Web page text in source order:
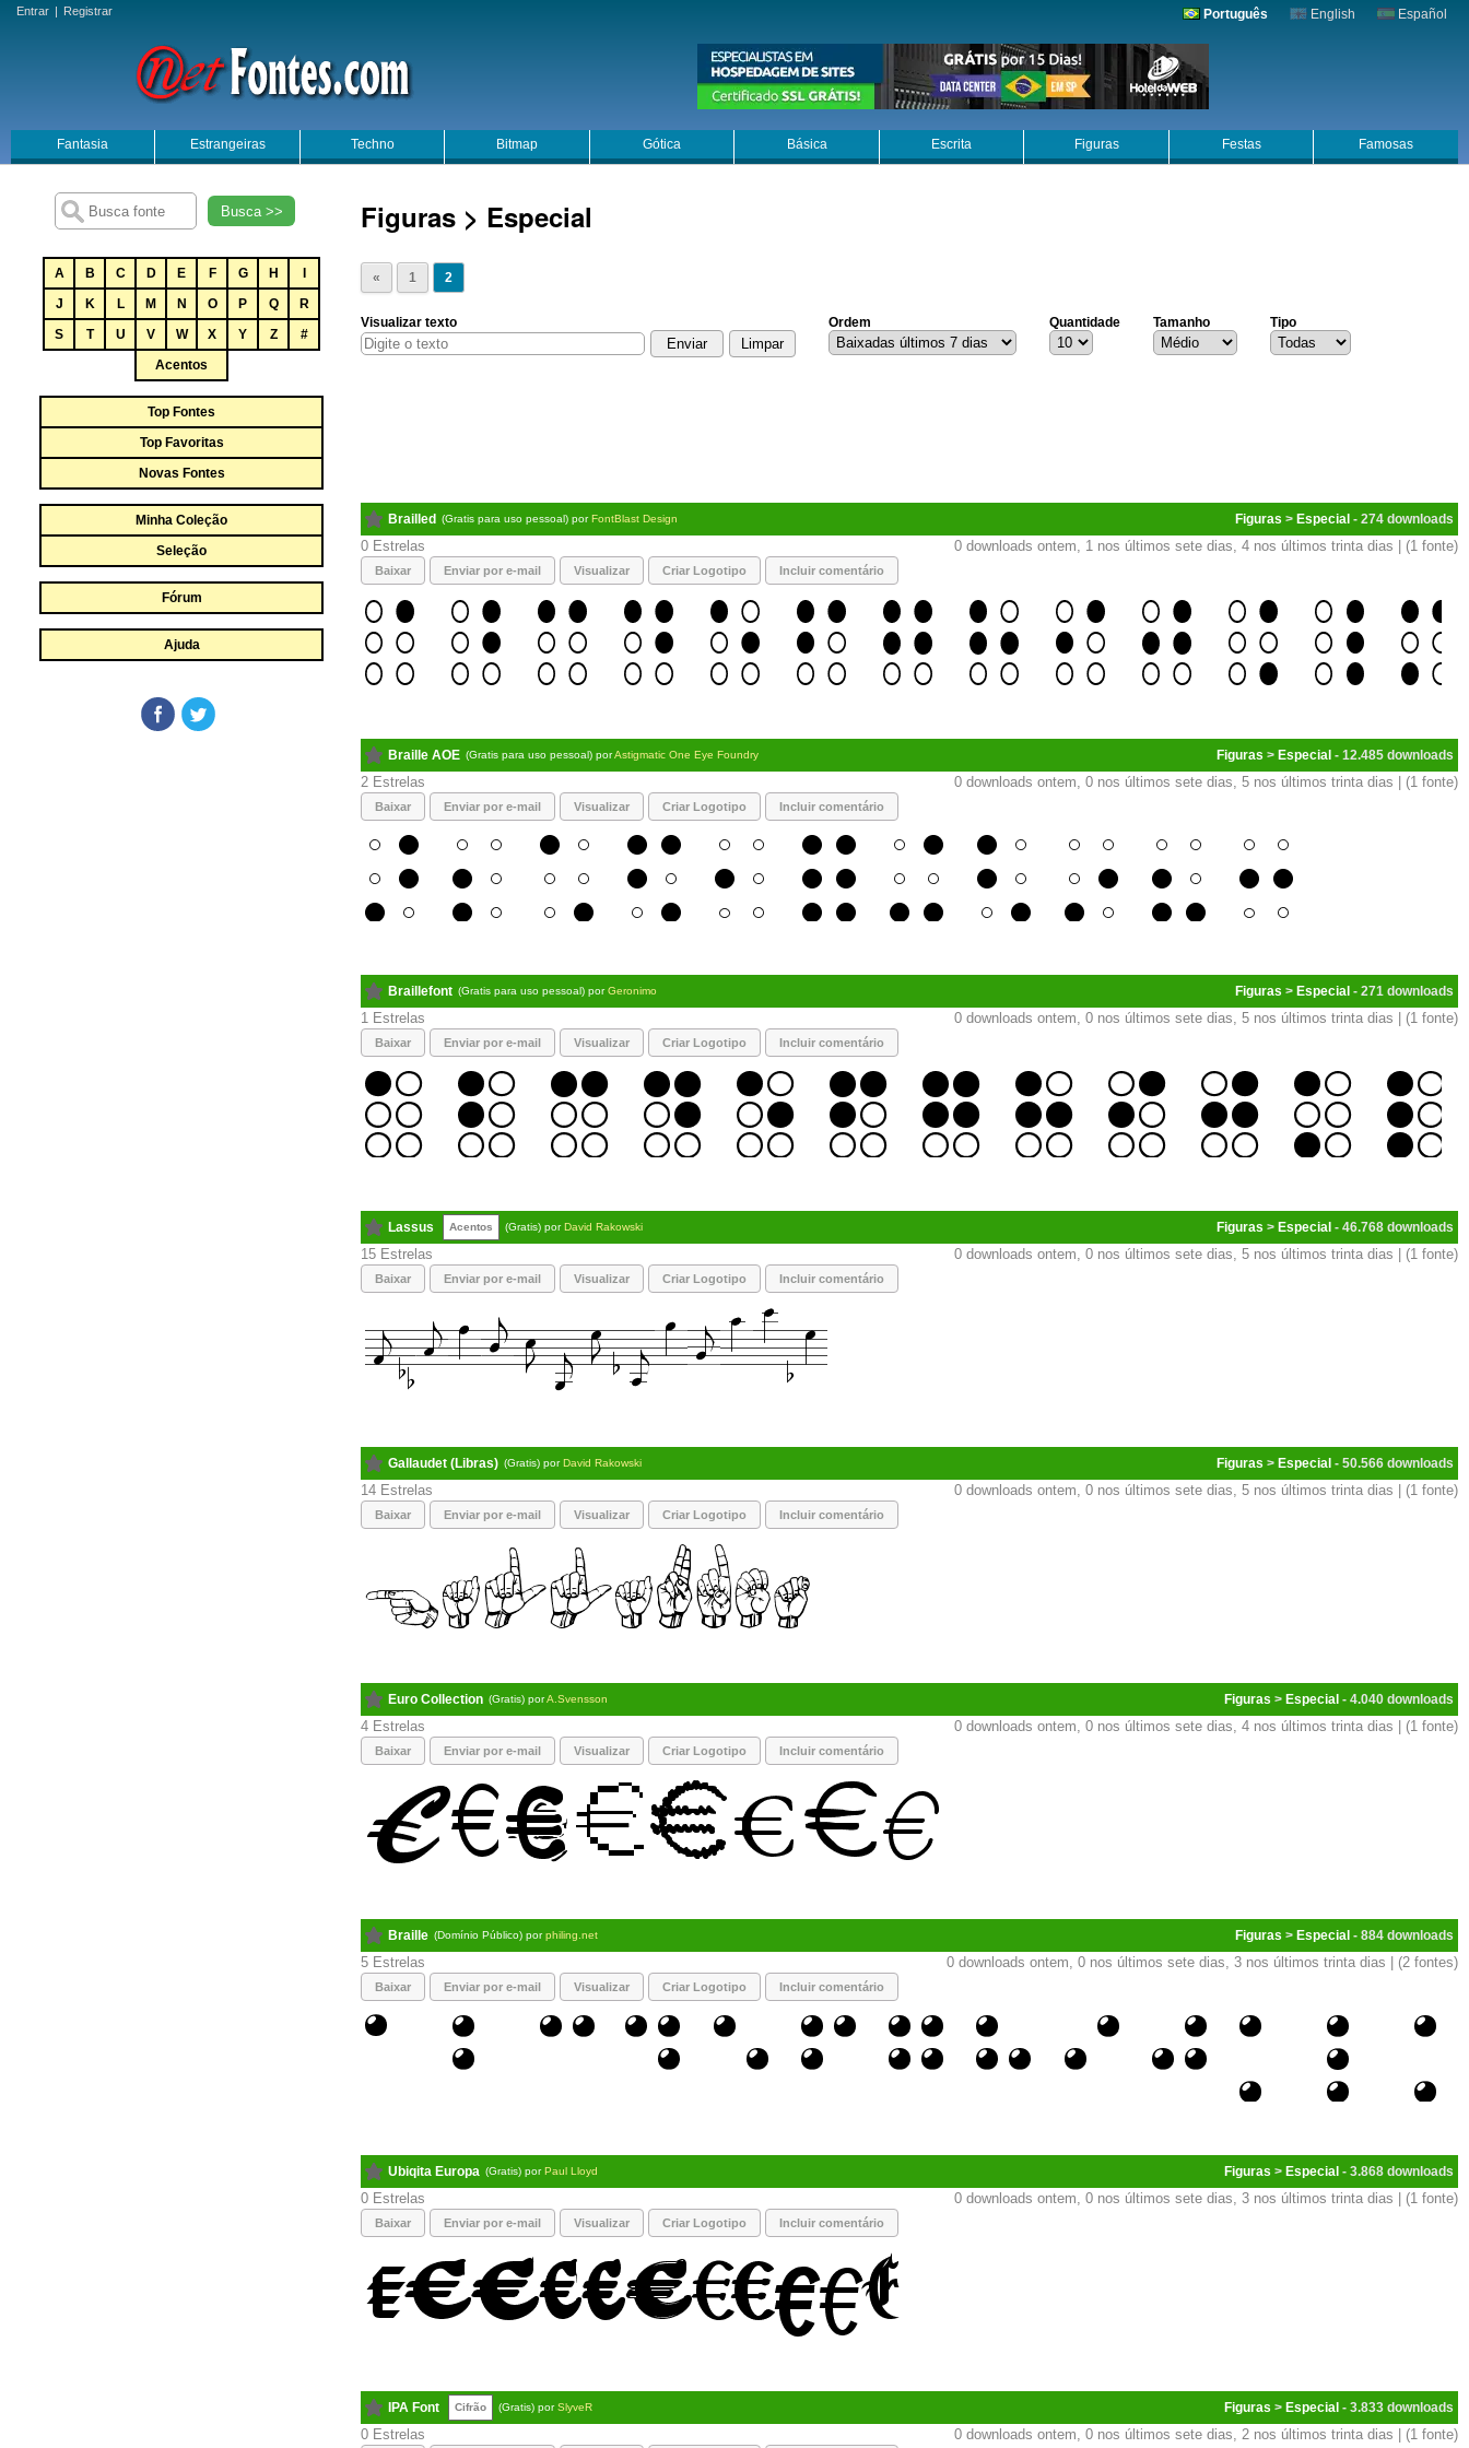
Entrar | Registrar Português English Español
Fantasia Estrangeiras Techno Bitmap Gótica Básica Escrita Figuras Festas Famosas
Busca >>
A B C D E F G H
J
K L M N O P Q
R
S
T U V W X Y Z
#
Acentos
Top Fontes
Top Favoritas
Novas Fontes
Minha Coleção
Seleção
Fórum
Ajuda
Figuras > Especial
« 1 2
Visualizar texto Ordem Quantidade Tamanho Tipo
Brailled (Gratis para uso pessoal) porFontBlast Design Figuras > Especial - 274
0 0 downloads ontem, 1 nos últimos sete dias, 4 nos últimos trinta dias | (1 fonte)
Baixar Enviar por e-mail Visualizar Criar Logotipo Incluir comentário
Braille AOE (Gratis para uso pessoal) porAstigmatic One Eye Foundry Figuras > Especial - 12.485
2 0 downloads ontem, 0 nos últimos sete dias, 5 nos últimos trinta dias | (1 fonte)
Baixar Enviar por e-mail Visualizar Criar Logotipo Incluir comentário
Braillefont (Gratis para uso pessoal) porGeronimo Figuras > Especial - 271
1 0 downloads ontem, 0 nos últimos sete dias, 5 nos últimos trinta dias | (1 fonte)
Baixar Enviar por e-mail Visualizar Criar Logotipo Incluir comentário
Lassus Acentos (Gratis) porDavid Rakowski Figuras > Especial - 46.768
15 0 downloads ontem, 0 nos últimos sete dias, 5 nos últimos trinta dias | (1 fonte)
Baixar Enviar por e-mail Visualizar Criar Logotipo Incluir comentário
Gallaudet (Libras) (Gratis) porDavid Rakowski Figuras > Especial - 50.566
14 0 downloads ontem, 0 nos últimos sete dias, 5 nos últimos trinta dias | (1 fonte)
Baixar Enviar por e-mail Visualizar Criar Logotipo Incluir comentário
Euro Collection (Gratis) porA.Svensson Figuras > Especial - 4.040
4 0 downloads ontem, 0 nos últimos sete dias, 4 nos últimos trinta dias | (1 fonte)
Baixar Enviar por e-mail Visualizar Criar Logotipo Incluir comentário
Braille (Domínio Público) porphiling.net Figuras > Especial - 884
5 0 downloads ontem, 0 nos últimos sete dias, 3 nos últimos trinta dias | (2 fontes)
Baixar Enviar por e-mail Visualizar Criar Logotipo Incluir comentário
Ubiqita Europa (Gratis) porPaul Lloyd Figuras > Especial - 3.868
0 0 downloads ontem, 0 nos últimos sete dias, 3 nos últimos trinta dias | (1 fonte)
Baixar Enviar por e-mail Visualizar Criar Logotipo Incluir comentário
IPA Font Cifrão (Gratis) porSlyveR Figuras > Especial - 3.833
0 0 downloads ontem, 0 nos últimos sete dias, 2 nos últimos trinta dias | (1 fonte)